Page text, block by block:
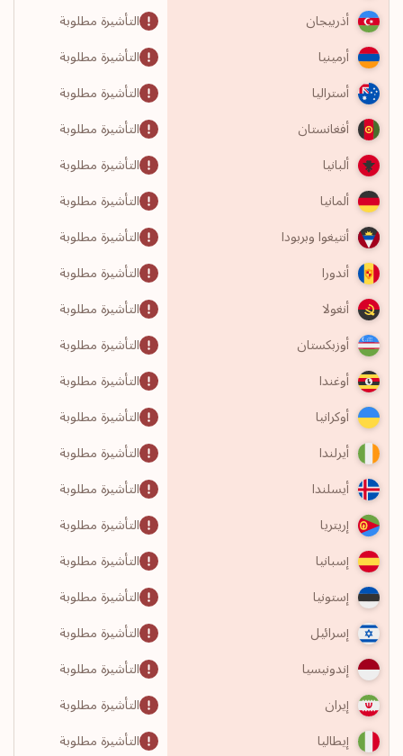
أذربيجان
التأشيرة مطلوبة
أرمينيا
التأشيرة مطلوبة
أستراليا
التأشيرة مطلوبة
أفغانستان
التأشيرة مطلوبة
ألبانيا
التأشيرة مطلوبة
ألمانيا
التأشيرة مطلوبة
أنتيغوا وبربودا
التأشيرة مطلوبة
أندورا
التأشيرة مطلوبة
أنغولا
التأشيرة مطلوبة
أوزبكستان
التأشيرة مطلوبة
أوغندا
التأشيرة مطلوبة
أوكرانيا
التأشيرة مطلوبة
أيرلندا
التأشيرة مطلوبة
أيسلندا
التأشيرة مطلوبة
إريتريا
التأشيرة مطلوبة
إسبانيا
التأشيرة مطلوبة
إستونيا
التأشيرة مطلوبة
إسرائيل
التأشيرة مطلوبة
إندونيسيا
التأشيرة مطلوبة
إيران
التأشيرة مطلوبة
إيطاليا
التأشيرة مطلوبة